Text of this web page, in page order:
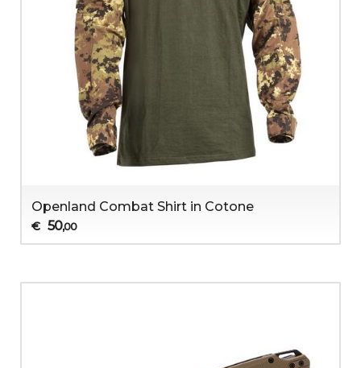
Openland Combat Shirt in Cotone
€ 50,00